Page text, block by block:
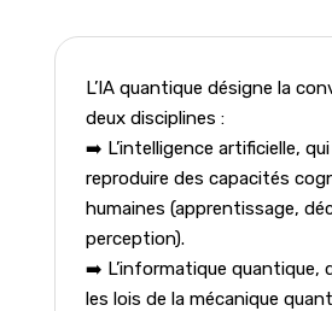
L’IA quantique désigne la
deux disciplines :
➡️ L’intelligence artificielle,
reproduire des capacités
humaines (apprentissage,
perception).
➡️ L’informatique quantique,
les lois de la mécanique